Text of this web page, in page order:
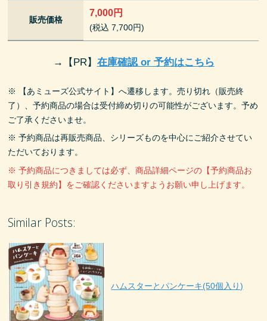
販売価格
7,000円
(税込 7,700円)
→ 【PR】 在庫確認 or 予約はこちら
※ 【あミューズ公式サイト】へ遷移します。売り切れ（販売終
了）、予約商品の場合は受付締め切りの可能性がございます。予め
ご了承くださいませ。
※ 予約商品は再販売商品、シリーズものを中心にご紹介させてい
ただいております。
※ 予約商品につきましては必ず、商品詳細ページの【予約商品お
取り引き規約】をご確認くださいますようお願い申し上げます。
Similar Posts:
ハムスターとパンケーキ(50個入り)